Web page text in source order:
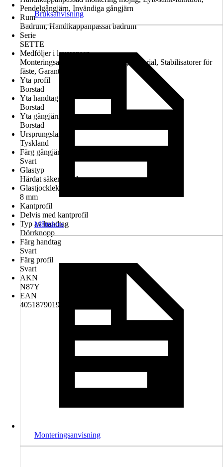
Pendelgångjärn, Invändiga gångjärn
Rum
Badrum, Handikappanpassat badrum
Serie
SETTE
Medföljer i leveransen
Monteringsanvisningar, Monteringsmaterial, Stabilisatorer för
fäste, Garantiintyg
Yta profil
Borstad
Yta handtag
Borstad
Yta gångjärn
Borstad
Ursprungsland
Tyskland
Färg gångjärn
Svart
Glastyp
Härdat säkerhetsglas
Glastjocklek
8 mm
Kantprofil
Delvis med kantprofil
Typ av handtag
Dörrknopp
Färg handtag
Svart
Färg profil
Svart
AKN
N87Y
EAN
4051879019699
Bruksanvisning
Måttskiss
Monteringsanvisning